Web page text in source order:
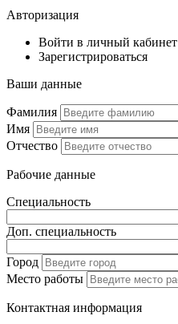
Авторизация
Войти в личный кабинет
Зарегистрироваться
Ваши данные
Фамилия
Имя
Отчество
Рабочие данные
Специальность
Доп. специальность
Город
Место работы
Контактная информация